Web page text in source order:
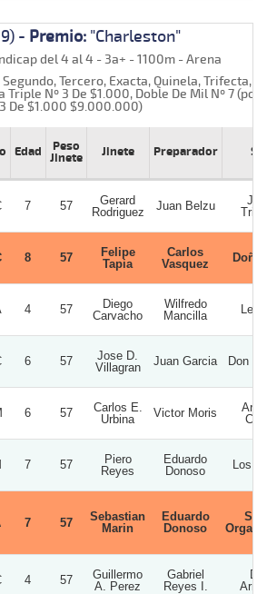
- Premio: "Charleston"
del 4 al 4 - 3a+ - 1100m - Arena
Segundo, Tercero, Exacta, Quinela, Trifecta,
Triple Nº 3 De $1.000, Doble De Mil Nº 7
De $1.000 $9.000.000)
Edad
Peso
Jinete
Jinete Preparador
7 57
Gerard
Rodriguez
Juan Belzu
8 57
Felipe
Tapia
Carlos
Vasquez
Doña
4 57
Diego
Carvacho
Wilfredo
Mancilla
6 57
Jose D.
Villagran
Juan Garcia Don
6 57
Carlos E.
Urbina
Victor Moris
7 57
Piero
Reyes
Eduardo
Donoso
Los
7 57
Sebastian
Marin
Eduardo
Donoso
Si
4 57
Guillermo
A. Perez
Gabriel
Reyes I.